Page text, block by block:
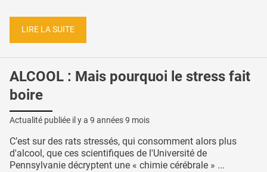
LIRE LA SUITE
ALCOOL : Mais pourquoi le stress fait
boire
Actualité publiée il y a 9 années 9 mois
C’est sur des rats stressés, qui consomment alors plus
d'alcool, que ces scientifiques de l'Université de
Pennsylvanie décryptent une « chimie cérébrale » ...